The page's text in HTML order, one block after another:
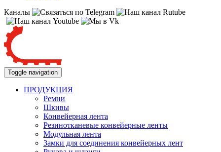
Каналы
Toggle navigation
ПРОДУКЦИЯ
Ремни
Шкивы
Конвейерная лента
Резинотканевые конвейерные ленты
Модульная лента
Замки для соединения конвейерных лент